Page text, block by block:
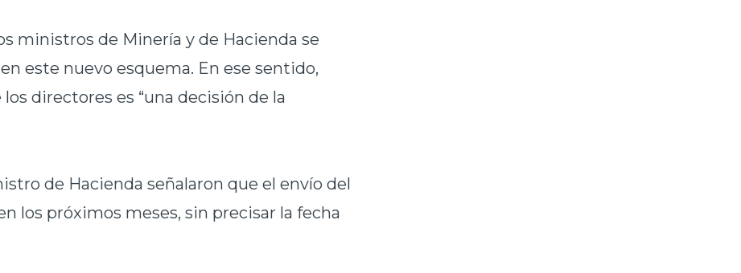
ministros de Minería y de Hacienda se
este nuevo esquema. En ese sentido,
directores es “una decisión de la
de Hacienda señalaron que el envío del
los próximos meses, sin precisar la fecha